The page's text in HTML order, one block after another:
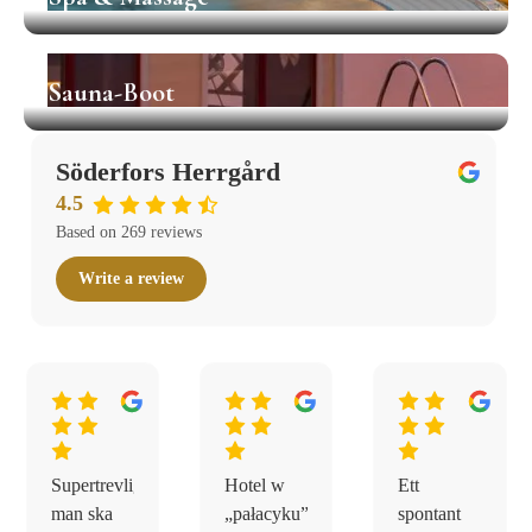
Sauna-Boot
Söderfors Herrgård
4.5
Based on 269 reviews
Write a review
Supertrevligt,
man ska
Hotel w
„pałacyku”,
Ett
spontant